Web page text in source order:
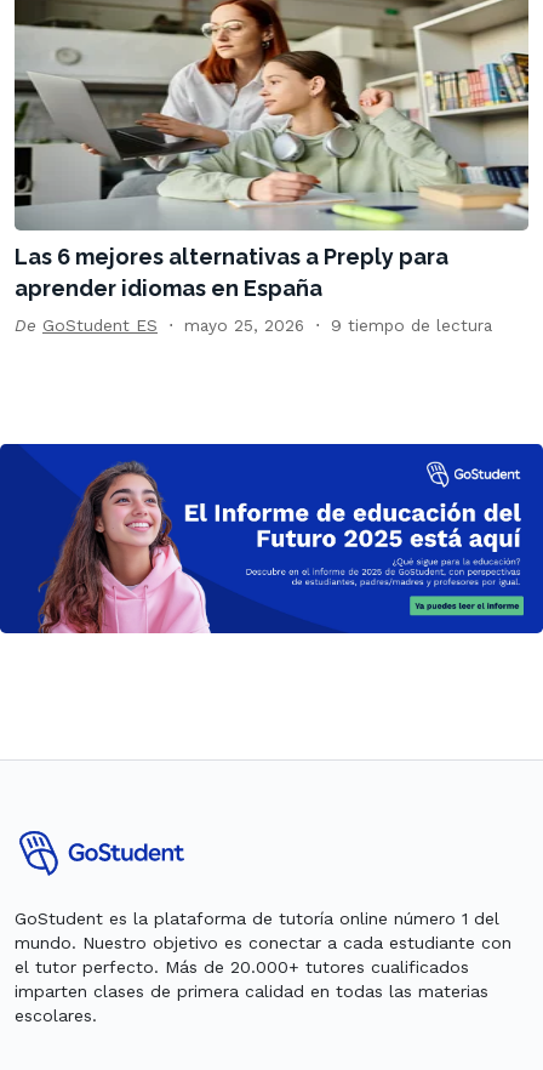
Las 6 mejores alternativas a Preply para
aprender idiomas en España
De GoStudent ES mayo 25, 2026 9 tiempo de lectura
GoStudent es la plataforma de tutoría online número 1 del
mundo. Nuestro objetivo es conectar a cada estudiante con
el tutor perfecto. Más de 20.000+ tutores cualificados
imparten clases de primera calidad en todas las materias
escolares.